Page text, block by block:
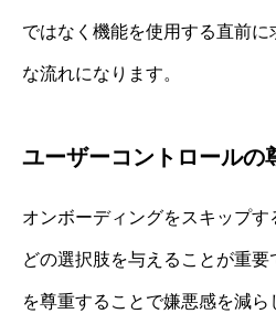
ではなく機能を使用する直前
な流れになります。
ユーザーコントロールの
オンボーディングをスキップ
どの選択肢を与えることが重
を尊重することで嫌悪感を減